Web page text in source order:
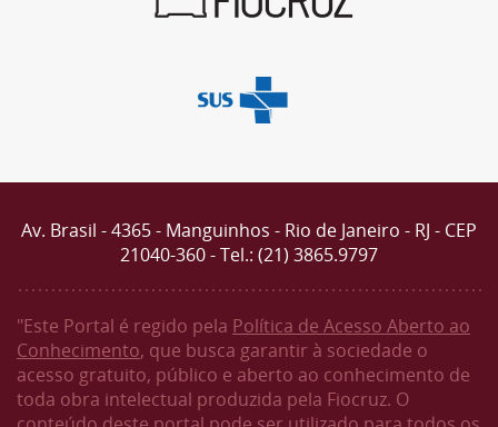
Av. Brasil - 4365 - Manguinhos - Rio de Janeiro - RJ - CEP
21040-360 - Tel.: (21) 3865.9797
"Este Portal é regido pela Política de Acesso Aberto ao
Conhecimento, que busca garantir à sociedade o
acesso gratuito, público e aberto ao conhecimento de
toda obra intelectual produzida pela Fiocruz. O